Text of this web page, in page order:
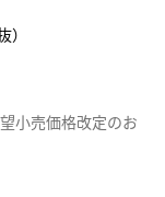
小売価格改定のお